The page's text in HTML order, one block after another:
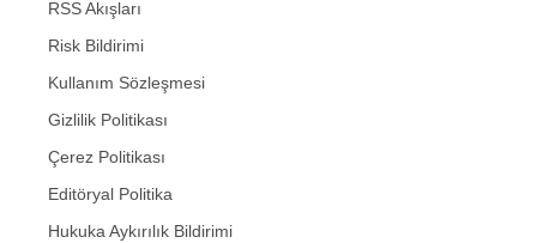
RSS Akışları
Risk Bildirimi
Kullanım Sözleşmesi
Gizlilik Politikası
Çerez Politikası
Editöryal Politika
Hukuka Aykırılık Bildirimi